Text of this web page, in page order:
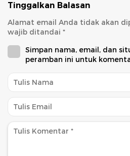
Tinggalkan Balasan
Alamat email Anda tidak akan
wajib ditandai *
Simpan nama, email, dan
peramban ini untuk